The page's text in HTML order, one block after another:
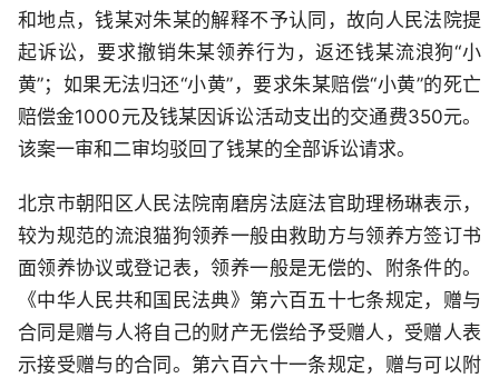
和地点，钱某对朱某的解释不予认同，故向人民法院提
起诉讼，要求撤销朱某领养行为，返还钱某流浪狗“小
黄”；如果无法归还“小黄”，要求朱某赔偿“小黄”的死亡
赔偿金1000元及钱某因诉讼活动支出的交通费350元。
该案一审和二审均驳回了钱某的全部诉讼请求。
北京市朝阳区人民法院南磨房法庭法官助理杨琳表示，
较为规范的流浪猫狗领养一般由救助方与领养方签订书
面领养协议或登记表，领养一般是无偿的、附条件的。
《中华人民共和国民法典》第六百五十七条规定，赠与
合同是赠与人将自己的财产无偿给予受赠人，受赠人表
示接受赠与的合同。第六百六十一条规定，赠与可以附